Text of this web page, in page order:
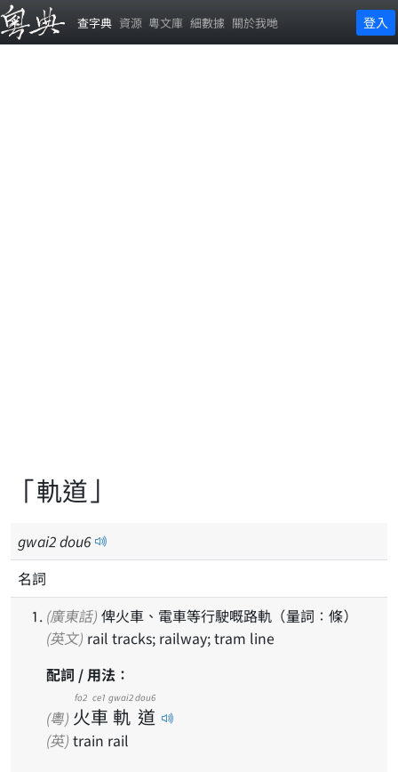
查字典 資源 粵文庫 細數據 關於我哋 登入
「軌道」
gwai2dou6
名詞
(廣東話) 俾火車、電車等行駛嘅路軌（量詞：條）
(英文) rail tracks; railway; tram line
配詞 / 用法：
(粵) 火
fo2
車
ce1
軌
gwai2
道
dou6
(英) train rail